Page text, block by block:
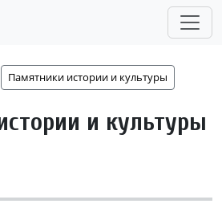
Памятники истории и культуры
и культуры